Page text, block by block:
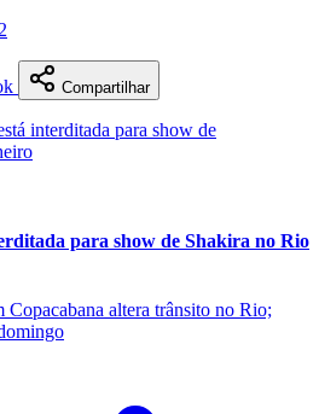
Compartilhar
para show de Shakira no Rio
Copacabana altera trânsito no Rio;